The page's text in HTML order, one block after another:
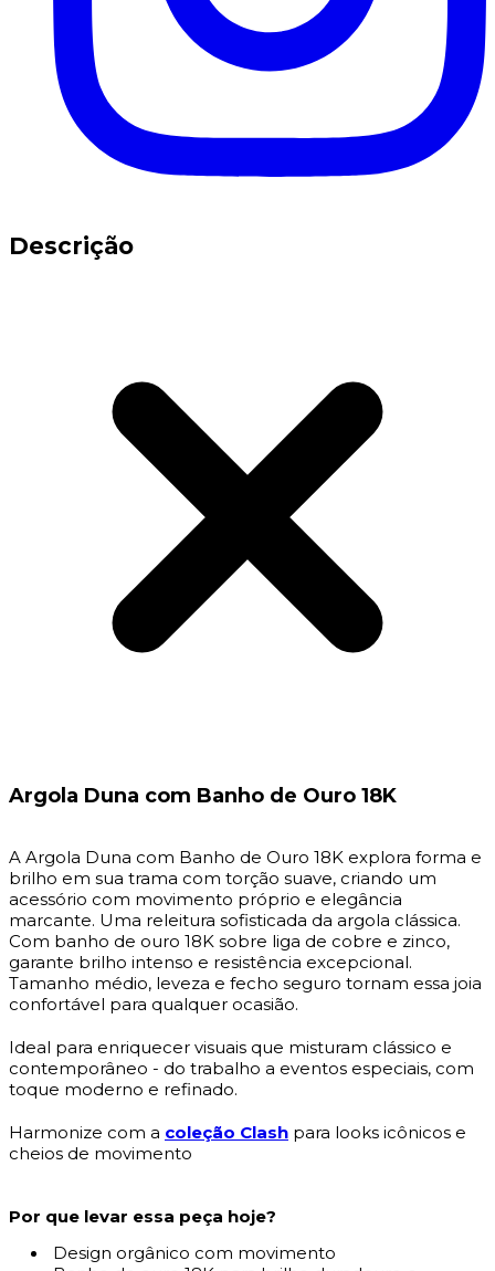
Descrição
Argola Duna com Banho de Ouro 18K
A Argola Duna com Banho de Ouro 18K explora forma e
brilho em sua trama com torção suave, criando um
acessório com movimento próprio e elegância
marcante. Uma releitura sofisticada da argola clássica.
Com banho de ouro 18K sobre liga de cobre e zinco,
garante brilho intenso e resistência excepcional.
Tamanho médio, leveza e fecho seguro tornam essa joia
confortável para qualquer ocasião.
Ideal para enriquecer visuais que misturam clássico e
contemporâneo - do trabalho a eventos especiais, com
toque moderno e refinado.
Harmonize com a coleção Clash para looks icônicos e
cheios de movimento
Por que levar essa peça hoje?
Design orgânico com movimento